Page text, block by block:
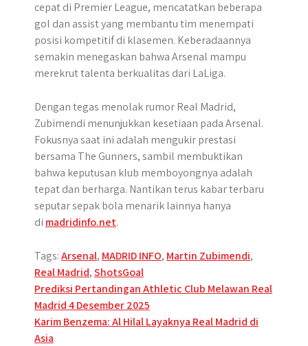
cepat di Premier League, mencatatkan beberapa
gol dan assist yang membantu tim menempati
posisi kompetitif di klasemen. Keberadaannya
semakin menegaskan bahwa Arsenal mampu
merekrut talenta berkualitas dari LaLiga.
Dengan tegas menolak rumor Real Madrid,
Zubimendi menunjukkan kesetiaan pada Arsenal.
Fokusnya saat ini adalah mengukir prestasi
bersama The Gunners, sambil membuktikan
bahwa keputusan klub memboyongnya adalah
tepat dan berharga. Nantikan terus kabar terbaru
seputar sepak bola menarik lainnya hanya
di madridinfo.net.
Tags:Arsenal, MADRID INFO, Martin Zubimendi,
Real Madrid,ShotsGoal
Post
navigation
Prediksi Pertandingan Athletic Club Melawan Real
Madrid 4 Desember 2025
Karim Benzema: Al Hilal Layaknya Real Madrid di
Asia